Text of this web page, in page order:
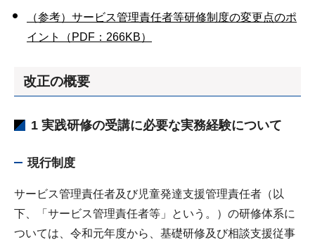
（参考）サービス管理責任者等研修制度の変更点のポ
イント（PDF：266KB）
改正の概要
1 実践研修の受講に必要な実務経験について
現行制度
サービス管理責任者及び児童発達支援管理責任者（以
下、「サービス管理責任者等」という。）の研修体系に
ついては、令和元年度から、基礎研修及び相談支援従事